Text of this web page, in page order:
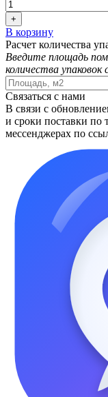
+
В корзину
Расчет количества
Введите площадь
количества
Связаться с нами
В связи с
и сроки поставки по
мессенджерах по